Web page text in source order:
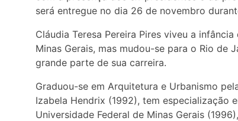
será entregue no dia 26 de novembro
Cláudia Teresa Pereira Pires viveu a
Minas Gerais, mas mudou-se para o Rio de
grande parte de sua carreira.
Graduou-se em Arquitetura e Urbanismo
Izabela Hendrix (1992), tem especialização
Universidade Federal de Minas Gerais